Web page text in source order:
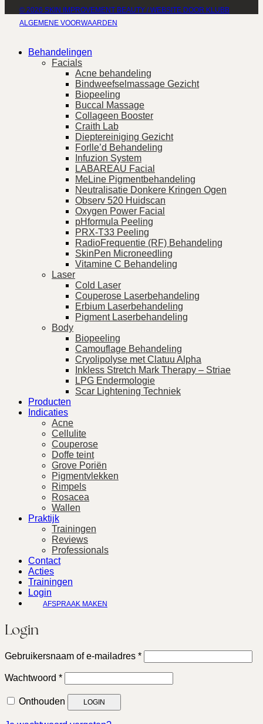
ALGEMENE VOORWAARDEN
© 2026 SKIN IMPROVEMENT BEAUTY / WEBSITE DOOR KLUBB
Behandelingen
Facials
Acne behandeling
Bindweefselmassage Gezicht
Biopeeling
Buccal Massage
Collageen Booster
Craith Lab
Dieptereiniging Gezicht
Forlle’d Behandeling
Infuzion System
LABAREAU Facial
MeLine Pigmentbehandeling
Neutralisatie Donkere Kringen Ogen
Observ 520 Huidscan
Oxygen Power Facial
pHformula Peeling
PRX-T33 Peeling
RadioFrequentie (RF) Behandeling
SkinPen Microneedling
Vitamine C Behandeling
Laser
Cold Laser
Couperose Laserbehandeling
Erbium Laserbehandeling
Pigment Laserbehandeling
Body
Biopeeling
Camouflage Behandeling
Cryolipolyse met Clatuu Alpha
Inkless Stretch Mark Therapy – Striae
LPG Endermologie
Scar Lightening Techniek
Producten
Indicaties
Acne
Cellulite
Couperose
Doffe teint
Grove Poriën
Pigmentvlekken
Rimpels
Rosacea
Wallen
Praktijk
Trainingen
Reviews
Professionals
Contact
Acties
Trainingen
Login
AFSPRAAK MAKEN
Login
Gebruikersnaam of e-mailadres *Vereist
Wachtwoord *Vereist
Onthouden LOGIN